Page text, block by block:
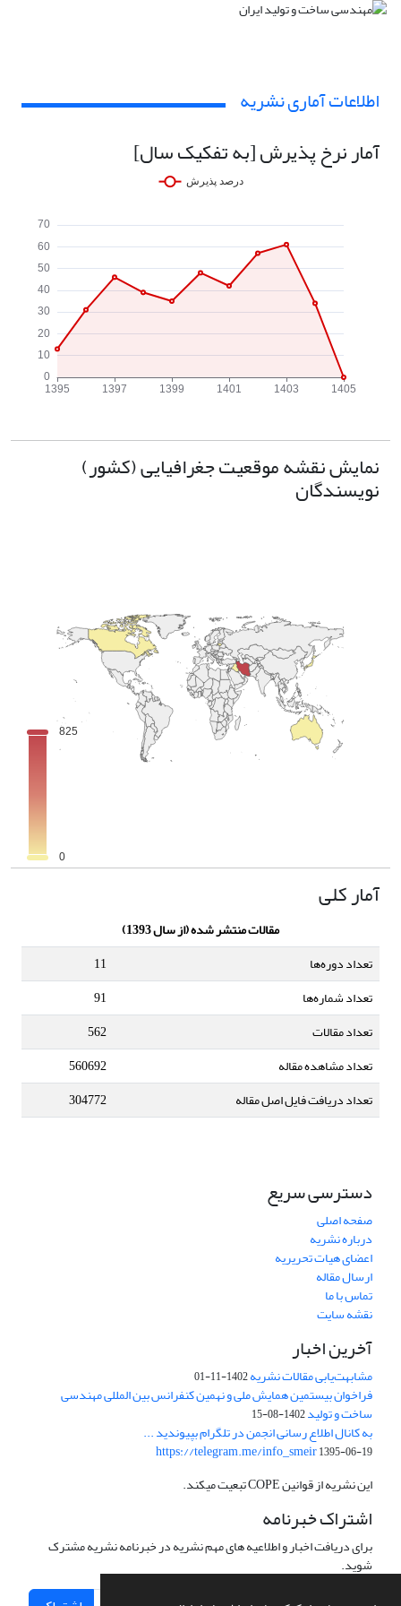
اطلاعات آماری نشریه
آمار نرخ پذیرش [به تفکیک سال]
نمایش نقشه موقعیت جغرافیایی (کشور)
نویسندگان
آمار کلی
مقالات منتشر شده (از سال 1393)
تعداد دوره‌ها
11
تعداد شماره‌ها
91
تعداد مقالات
562
تعداد مشاهده مقاله
560692
تعداد دریافت فایل اصل مقاله
304772
دسترسی سریع
صفحه اصلی
درباره نشریه
اعضای هیات تحریریه
ارسال مقاله
تماس با ما
نقشه سایت
آخرین اخبار
مشابهت‌یابی مقالات نشریه1402-11-01
فراخوان بیستمین همایش ملی و نهمین کنفرانس بین المللی مهندسی
ساخت و تولید1402-08-15
به کانال اطلاع رسانی انجمن در تلگرام بپیوندید ...
https://telegram.me/info_smeir1395-06-19
این نشریه از قوانین COPE تبعیت میکند.
اشتراک خبرنامه
برای دریافت اخبار و اطلاعیه های مهم نشریه در خبرنامه نشریه مشترک
شوید.